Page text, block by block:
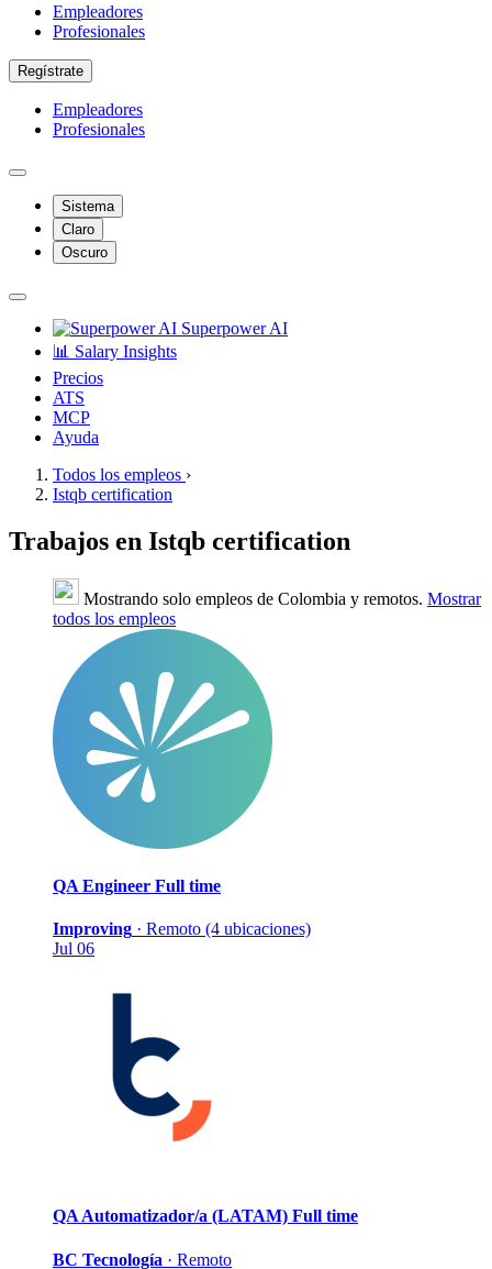
Empleadores
Profesionales
Regístrate
Empleadores
Profesionales
Sistema
Claro
Oscuro
Superpower AI
📊 Salary Insights
Precios
ATS
MCP
Ayuda
Todos los empleos ›
Istqb certification
Trabajos en Istqb certification
Mostrando solo empleos de Colombia y remotos. Mostrar
todos los empleos
QA Engineer Full time
Improving · Remoto (4 ubicaciones)
Jul 06
QA Automatizador/a (LATAM) Full time
BC Tecnología · Remoto